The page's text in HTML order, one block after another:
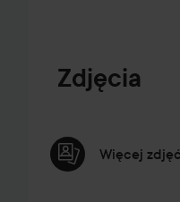
Zdjęcia
Więcej